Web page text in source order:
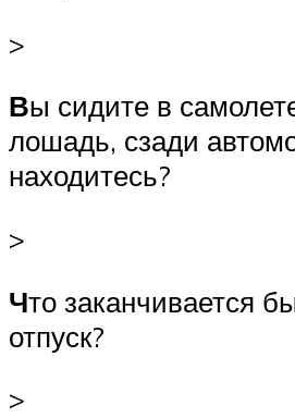
>
Вы сидите в
лошадь, сзади
находитесь?
>
Что заканчивается
отпуск?
>